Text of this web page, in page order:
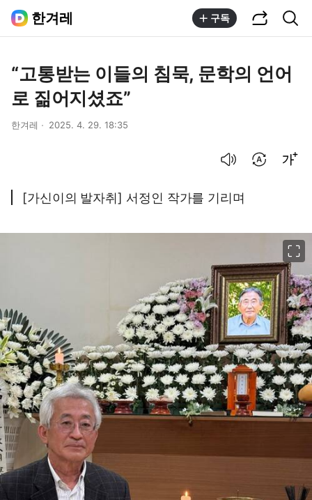
한겨레 구독
“고통받는 이들의 침묵, 문학의 언어
로 짊어지셨죠”
한겨레 2025. 4. 29. 18:35
[가신이의 발자취] 서정인 작가를 기리며